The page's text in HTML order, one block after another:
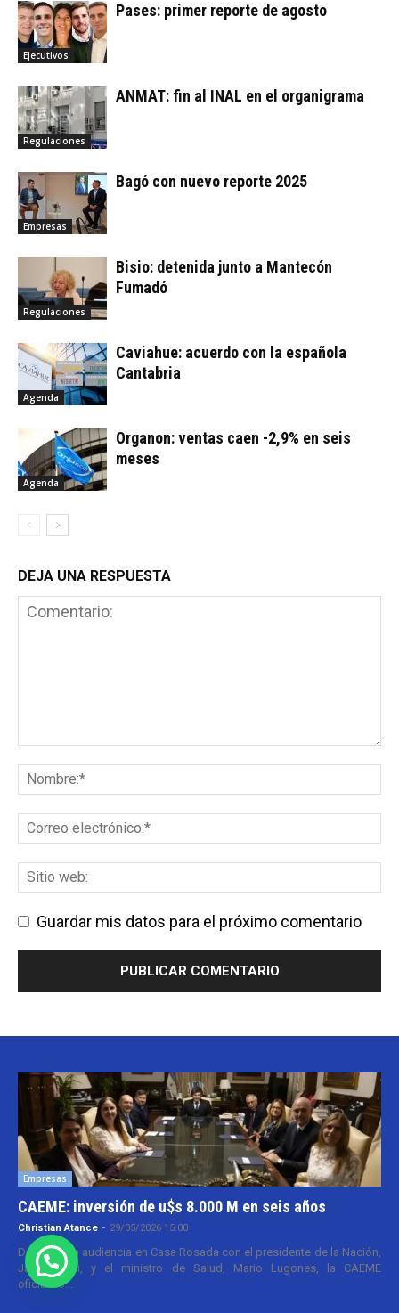
Ejecutivos
Pases: primer reporte de agosto
Regulaciones
ANMAT: fin al INAL en el organigrama
Empresas
Bagó con nuevo reporte 2025
Regulaciones
Bisio: detenida junto a Mantecón
Fumadó
Agenda
Caviahue: acuerdo con la española
Cantabria
Agenda
Organon: ventas caen -2,9% en seis
meses
DEJA UNA RESPUESTA
Guardar mis datos para el próximo comentario
Empresas
CAEME: inversión de u$s 8.000 M en seis años
Christian Atance - 29/05/2026 15:00
Durante una audiencia en Casa Rosada con el presidente de la Nación,
Javier Milei, y el ministro de Salud, Mario Lugones, la CAEME
oficializó...